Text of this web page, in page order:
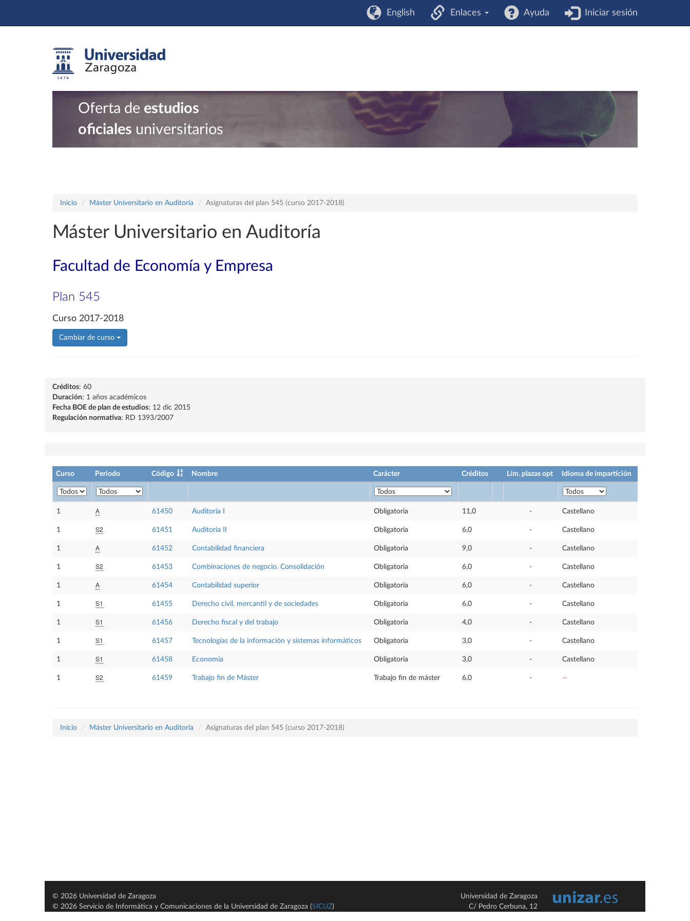
English Enlaces Ayuda Iniciar sesión
Oferta de estudios
oficiales universitarios
Inicio Máster Universitario en Auditoría Asignaturas del plan 545 (curso 2017-2018)
Máster Universitario en Auditoría
Facultad de Economía y Empresa
Plan 545
Curso 2017-2018
Cambiar de curso
Créditos: 60
Duración: 1 años académicos
Fecha BOE de plan de estudios: 12 dic 2015
Regulación normativa: RD 1393/2007
Curso Periodo Código Nombre Carácter Créditos Lím. plazas opt Idioma de impartición
1 A 61450 Auditoría I Obligatoria 11,0 - Castellano
1 S2 61451 Auditoría II Obligatoria 6,0 - Castellano
1 A 61452 Contabilidad financiera Obligatoria 9,0 - Castellano
1 S2 61453 Combinaciones de negocio. Consolidación Obligatoria 6,0 - Castellano
1 A 61454 Contabilidad superior Obligatoria 6,0 - Castellano
1 S1 61455 Derecho civil, mercantil y de sociedades Obligatoria 6,0 - Castellano
1 S1 61456 Derecho fiscal y del trabajo Obligatoria 4,0 - Castellano
1 S1 61457 Tecnologías de la información y sistemas informáticos Obligatoria 3,0 - Castellano
1 S1 61458 Economía Obligatoria 3,0 - Castellano
1 S2 61459 Trabajo fin de Máster Trabajo fin de máster 6,0 - —
Inicio Máster Universitario en Auditoría Asignaturas del plan 545 (curso 2017-2018)
© 2026 Universidad de Zaragoza
© 2026 Servicio de Informática y Comunicaciones de la Universidad de Zaragoza (SICUZ)
Universidad de Zaragoza
C/ Pedro Cerbuna, 12